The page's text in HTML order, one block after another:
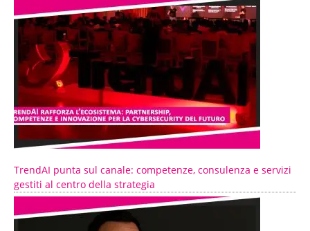
TrendAI punta sul canale: competenze, consulenza e servizi
gestiti al centro della strategia